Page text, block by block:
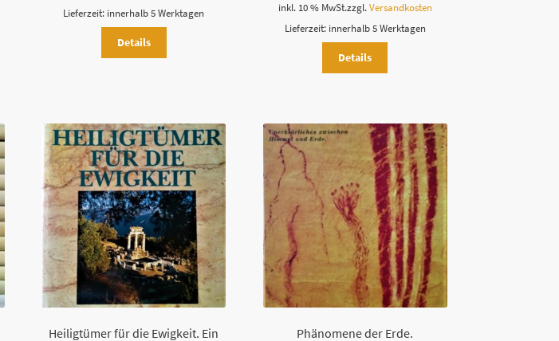
Lieferzeit: innerhalb 5 Werktagen
Details
inkl. 10 % MwSt.zzgl. Versandkosten
Lieferzeit: innerhalb 5 Werktagen
Details
Heiligtümer für die Ewigkeit. Ein
Phänomene der Erde.